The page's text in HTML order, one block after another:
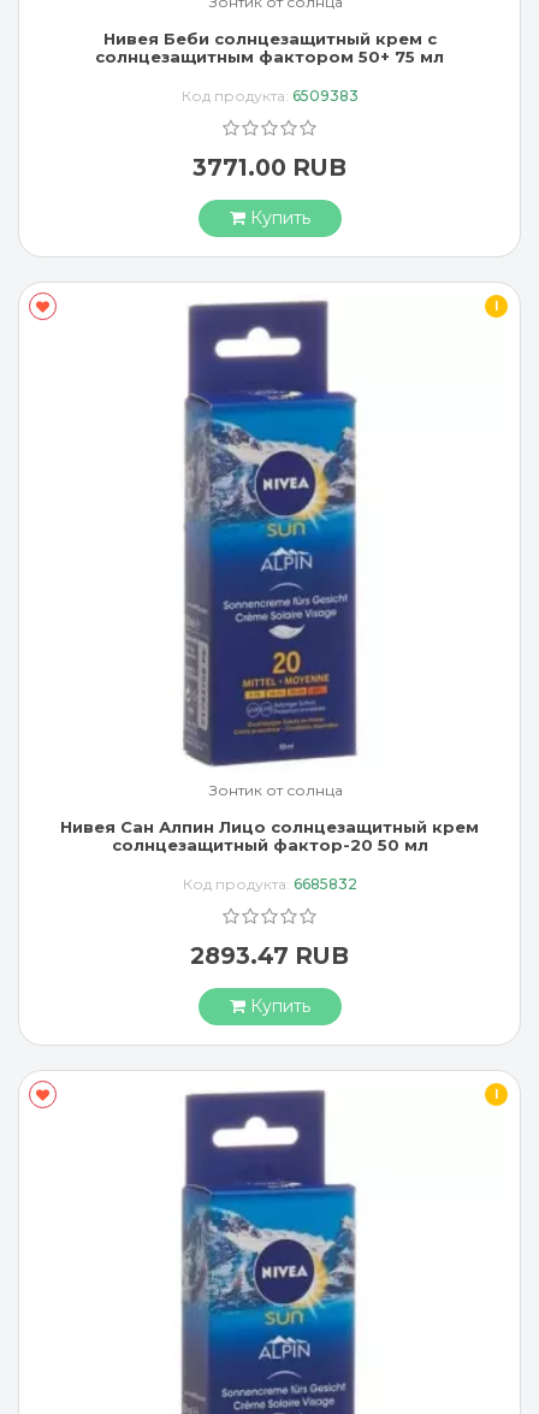
Нивея Беби солнцезащитный крем с
солнцезащитным фактором 50+ 75 мл
Код продукта: 6509383
3771.00 RUB
Купить
I
Зонтик от солнца
Нивея Сан Алпин Лицо солнцезащитный крем
солнцезащитный фактор-20 50 мл
Код продукта: 6685832
2893.47 RUB
Купить
I